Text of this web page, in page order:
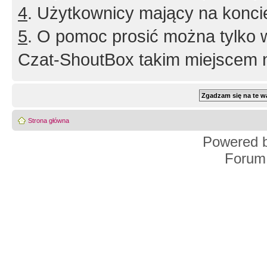
4. Użytkownicy mający na
5. O pomoc prosić można tylko
Czat-ShoutBox takim miejscem
Strona główna
Powered